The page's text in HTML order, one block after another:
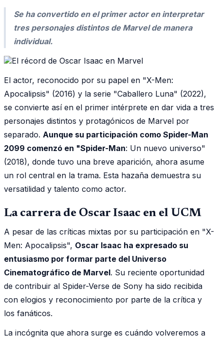
Se ha convertido en el primer actor en interpretar
tres personajes distintos de Marvel de manera
individual.
El actor, reconocido por su papel en "X-Men:
Apocalipsis" (2016) y la serie "Caballero Luna" (2022),
se convierte así en el primer intérprete en dar vida a tres
personajes distintos y protagónicos de Marvel por
separado. Aunque su participación como Spider-Man
2099 comenzó en "Spider-Man: Un nuevo universo"
(2018), donde tuvo una breve aparición, ahora asume
un rol central en la trama. Esta hazaña demuestra su
versatilidad y talento como actor.
La carrera de Oscar Isaac en el UCM
A pesar de las críticas mixtas por su participación en "X-
Men: Apocalipsis", Oscar Isaac ha expresado su
entusiasmo por formar parte del Universo
Cinematográfico de Marvel. Su reciente oportunidad
de contribuir al Spider-Verse de Sony ha sido recibida
con elogios y reconocimiento por parte de la crítica y
los fanáticos.
La incógnita que ahora surge es cuándo volveremos a